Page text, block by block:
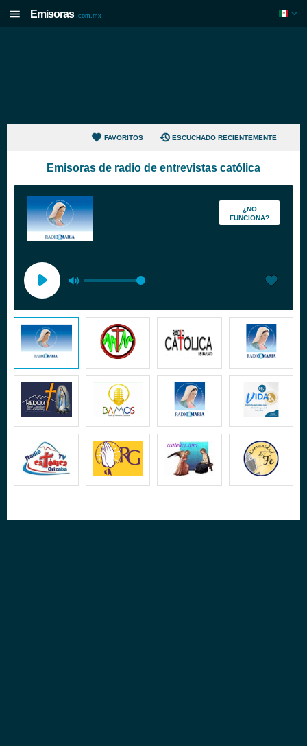
Emisoras .com.mx
FAVORITOS ESCUCHADO RECIENTEMENTE
Emisoras de radio de entrevistas católica
¿NO
FUNCIONA?